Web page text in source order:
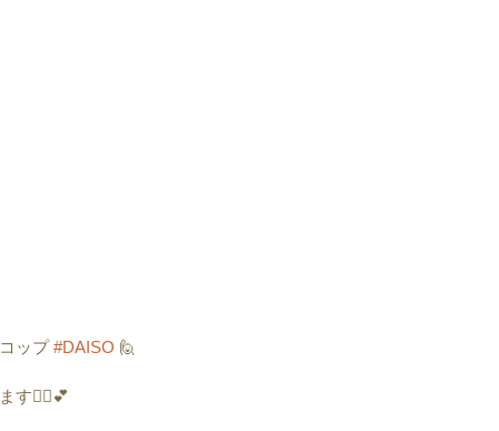
ップ #DAISO 🙋
す🙇‍♀️💕